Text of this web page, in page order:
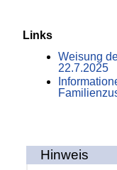
Links
Weisung
22.7.2025
Hinweis